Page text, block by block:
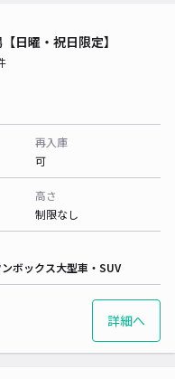
日曜・祝日限定】
再入庫
可
高さ
制限なし
ボックス大型車・SUV
詳細へ